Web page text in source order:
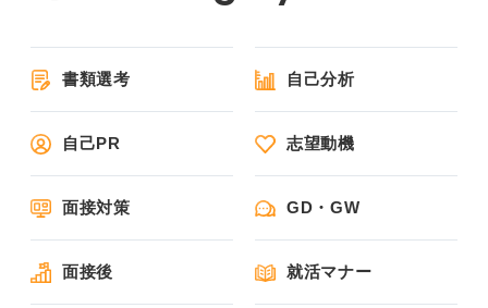
書類選考 自己分析
自己PR 志望動機
面接対策 GD・GW
面接後 就活マナー